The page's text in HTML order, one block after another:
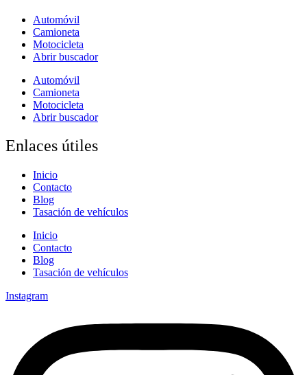
Automóvil
Camioneta
Motocicleta
Abrir buscador
Automóvil
Camioneta
Motocicleta
Abrir buscador
Enlaces útiles
Inicio
Contacto
Blog
Tasación de vehículos
Inicio
Contacto
Blog
Tasación de vehículos
Instagram